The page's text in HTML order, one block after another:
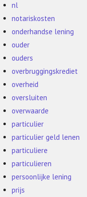
nl
notariskosten
onderhandse lening
ouder
ouders
overbruggingskrediet
overheid
oversluiten
overwaarde
particulier
particulier geld lenen
particuliere
particulieren
persoonlijke lening
prijs